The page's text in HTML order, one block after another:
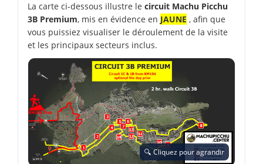
La carte ci-dessous illustre le circuit Machu Picchu
3B Premium, mis en évidence en JAUNE , afin que
vous puissiez visualiser le déroulement de la visite
et les principaux secteurs inclus.
🔍 Cliquez pour agrandir